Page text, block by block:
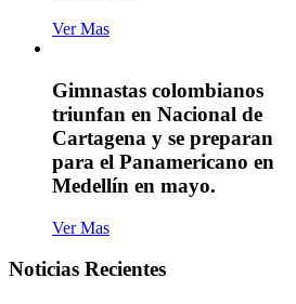
Ver Mas
Gimnastas colombianos
triunfan en Nacional de
Cartagena y se preparan
para el Panamericano en
Medellín en mayo.
Ver Mas
Noticias Recientes